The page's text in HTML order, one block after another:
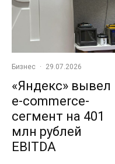
Бизнес · 29.07.2026
«Яндекс» вывел
e-commerce-
сегмент на 401
млн рублей
EBITDA